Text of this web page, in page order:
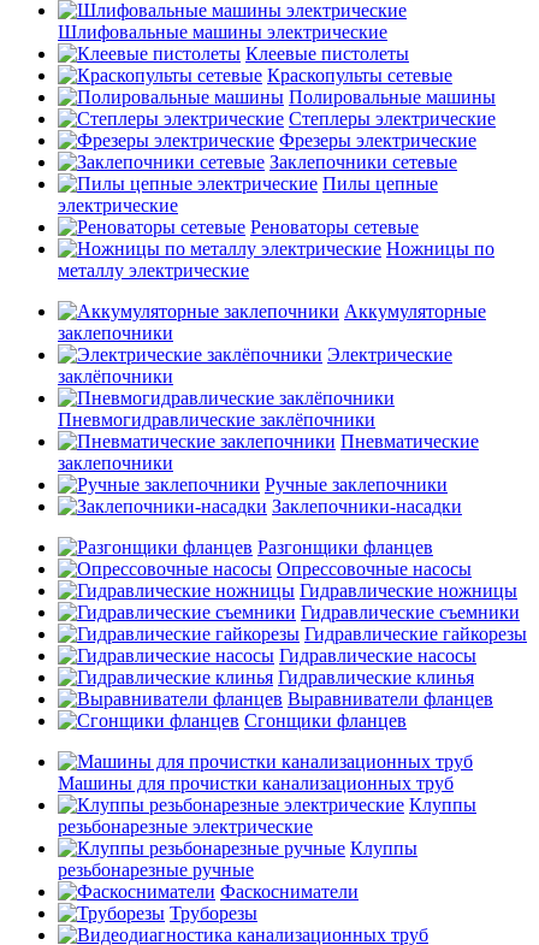
Шлифовальные машины электрические
Клеевые пистолеты
Краскопульты сетевые
Полировальные машины
Степлеры электрические
Фрезеры электрические
Заклепочники сетевые
Пилы цепные
электрические
Реноваторы сетевые
Ножницы по
металлу электрические
Аккумуляторные
заклепочники
Электрические
заклёпочники
Пневмогидравлические заклёпочники
Пневматические
заклепочники
Ручные заклепочники
Заклепочники-насадки
Разгонщики фланцев
Опрессовочные насосы
Гидравлические ножницы
Гидравлические съемники
Гидравлические гайкорезы
Гидравлические насосы
Гидравлические клинья
Выравниватели фланцев
Сгонщики фланцев
Машины для прочистки канализационных труб
Клуппы
резьбонарезные электрические
Клуппы
резьбонарезные ручные
Фаскосниматели
Труборезы